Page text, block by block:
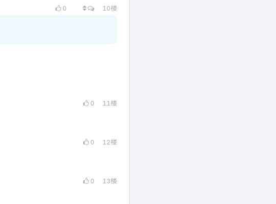
0 查看所有回复
10楼
0 11 楼
0 12楼
0 13楼